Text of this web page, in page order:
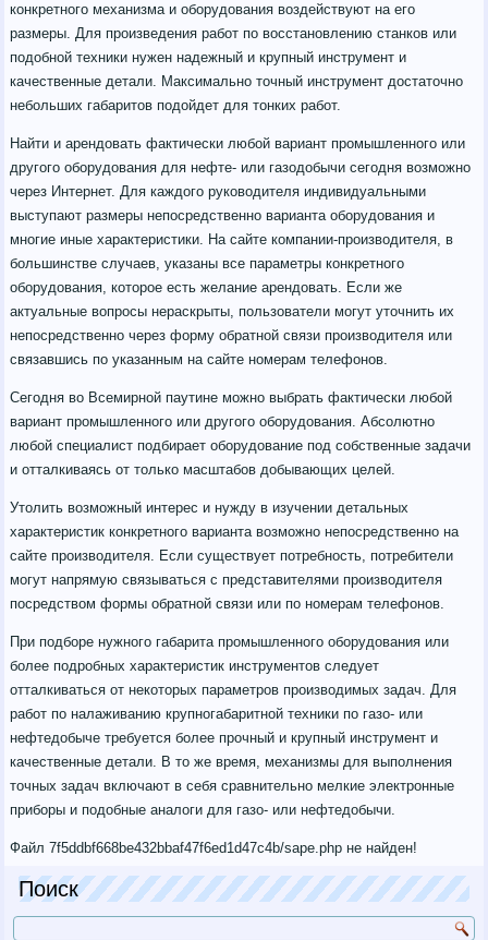
конкретного механизма и оборудования воздействуют на его
размеры. Для произведения работ по восстановлению станков или
подобной техники нужен надежный и крупный инструмент и
качественные детали. Максимально точный инструмент достаточно
небольших габаритов подойдет для тонких работ.
Найти и арендовать фактически любой вариант промышленного или
другого оборудования для нефте- или газодобычи сегодня возможно
через Интернет. Для каждого руководителя индивидуальными
выступают размеры непосредственно варианта оборудования и
многие иные характеристики. На сайте компании-производителя, в
большинстве случаев, указаны все параметры конкретного
оборудования, которое есть желание арендовать. Если же
актуальные вопросы нераскрыты, пользователи могут уточнить их
непосредственно через форму обратной связи производителя или
связавшись по указанным на сайте номерам телефонов.
Сегодня во Всемирной паутине можно выбрать фактически любой
вариант промышленного или другого оборудования. Абсолютно
любой специалист подбирает оборудование под собственные задачи
и отталкиваясь от только масштабов добывающих целей.
Утолить возможный интерес и нужду в изучении детальных
характеристик конкретного варианта возможно непосредственно на
сайте производителя. Если существует потребность, потребители
могут напрямую связываться с представителями производителя
посредством формы обратной связи или по номерам телефонов.
При подборе нужного габарита промышленного оборудования или
более подробных характеристик инструментов следует
отталкиваться от некоторых параметров производимых задач. Для
работ по налаживанию крупногабаритной техники по газо- или
нефтедобыче требуется более прочный и крупный инструмент и
качественные детали. В то же время, механизмы для выполнения
точных задач включают в себя сравнительно мелкие электронные
приборы и подобные аналоги для газо- или нефтедобычи.
Файл 7f5ddbf668be432bbaf47f6ed1d47c4b/sape.php не найден!
Поиск